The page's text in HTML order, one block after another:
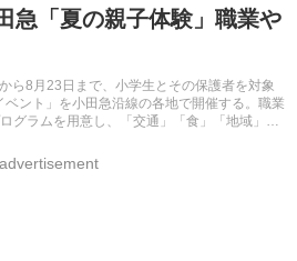
立高校 過去問 人気記事
急「夏の親子体験」職業や
ら8月23日まで、小学生とその保護者を対象
ント」を小田急沿線の各地で開催する。職業
グラムを用意し、「交通」「食」「地域」
advertisement